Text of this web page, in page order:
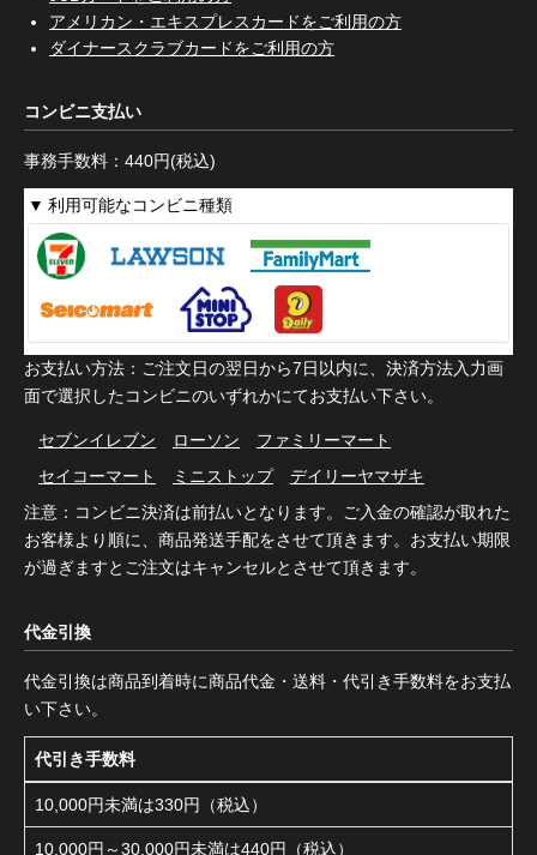
アメリカン・エキスプレスカードをご利用の方
ダイナースクラブカードをご利用の方
コンビニ支払い
事務手数料：440円(税込)
利用可能なコンビニ種類
お支払い方法：ご注文日の翌日から7日以内に、決済方法入力画
面で選択したコンビニのいずれかにてお支払い下さい。
セブンイレブン ローソン
ファミリーマート
セイコーマート
ミニストップ
デイリーヤマザキ
注意：コンビニ決済は前払いとなります。ご入金の確認が取れた
お客様より順に、商品発送手配をさせて頂きます。お支払い期限
が過ぎますとご注文はキャンセルとさせて頂きます。
代金引換
代金引換は商品到着時に商品代金・送料・代引き手数料をお支払
い下さい。
代引き手数料
10,000円未満は330円（税込）
10,000円～30,000円未満は440円（税込）